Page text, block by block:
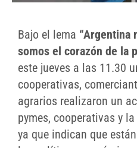
Bajo el lema “Argentina
somos el corazón de la
este jueves a las 11.30
cooperativas,
agrarios realizaron un
pymes, cooperativas y
ya que indican que